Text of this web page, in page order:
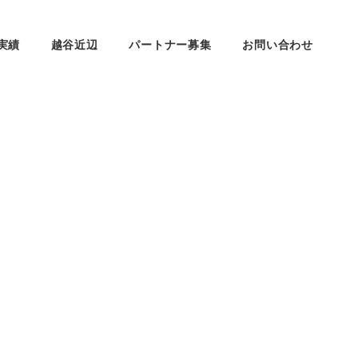
績 越谷近辺 パートナー募集 お問い合わせ